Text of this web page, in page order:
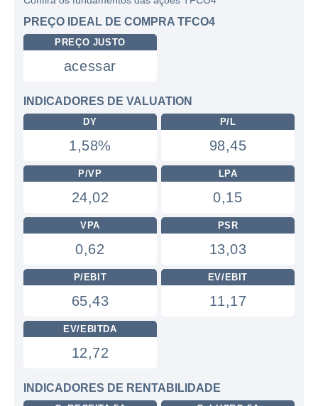
PREÇO IDEAL DE COMPRA TFCO4
PREÇO JUSTO
acessar
INDICADORES DE VALUATION
DY
1,58%
P/L
98,45
P/VP
24,02
LPA
0,15
VPA
0,62
PSR
13,03
P/EBIT
65,43
EV/EBIT
11,17
EV/EBITDA
12,72
INDICADORES DE RENTABILIDADE